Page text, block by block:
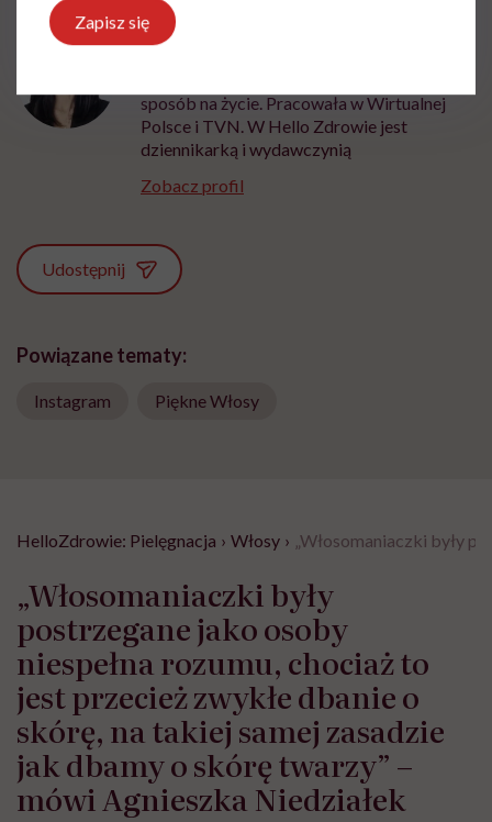
wyobraźni"
Marta Dragan
sposób na życie. Pracowała w Wirtualnej
Polsce i TVN. W Hello Zdrowie jest
dziennikarką i wydawczynią
Zobacz profil
Udostępnij
Powiązane tematy:
Instagram Piękne Włosy
HelloZdrowie: Pielęgnacja › Włosy › „Włosomaniaczki były
„Włosomaniaczki były
postrzegane jako osoby
niespełna rozumu, chociaż to
jest przecież zwykłe dbanie o
skórę, na takiej samej zasadzie
jak dbamy o skórę twarzy” –
mówi Agnieszka Niedziałek
Zapisz się